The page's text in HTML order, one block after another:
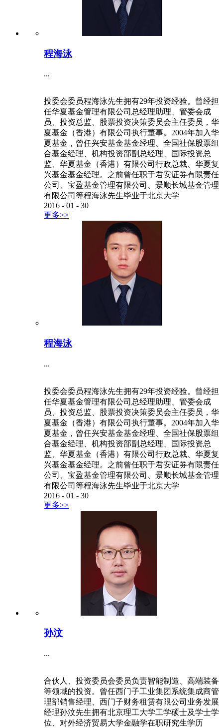
程海泳
...
投委会委员程海泳先生拥有29年投资经验。曾经担
任华夏基金管理有限公司总经理助理、管委会成
员、投资总监、股票投资决策委员会主任委员，华
夏基金（香港）有限公司执行董事。2004年加入华
夏基金，曾任兴安基金基金经理、全国社保股票组
合基金经理、机构投资部副总经理、国际投资总
监、华夏基金（香港）有限公司行政总裁、华夏复
兴基金基金经理。之前曾任职于君安证券有限责任
公司、宝盈基金管理有限公司、景顺长城基金管理
有限公司等程海泳先生毕业于北京大学
2016 - 01 - 30
更多>>
程海泳
...
投委会委员程海泳先生拥有29年投资经验。曾经担
任华夏基金管理有限公司总经理助理、管委会成
员、投资总监、股票投资决策委员会主任委员，华
夏基金（香港）有限公司执行董事。2004年加入华
夏基金，曾任兴安基金基金经理、全国社保股票组
合基金经理、机构投资部副总经理、国际投资总
监、华夏基金（香港）有限公司行政总裁、华夏复
兴基金基金经理。之前曾任职于君安证券有限责任
公司、宝盈基金管理有限公司、景顺长城基金管理
有限公司等程海泳先生毕业于北京大学
2016 - 01 - 30
更多>>
孙汶
...
合伙人、投资委员会委员负责智能制造、高端装备
等领域的投资。曾任西门子工业集团系统集成商管
理部销售经理、西门子财务租赁有限公司业务发展
经理孙汶先生拥有北京理工大学工学硕士及学士学
位、对外经济贸易大学金融学在职研究生学历